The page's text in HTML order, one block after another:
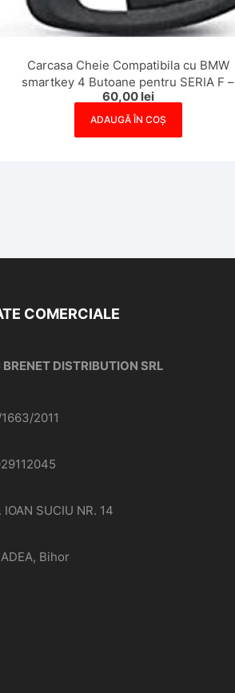
Carcasa Cheie Compatibila cu BMW
smartkey 4 Butoane pentru SERIA F –
Contur Rosu
60,00 lei
ADAUGĂ ÎN COȘ
COMERCIALE
BRENET DISTRIBUTION SRL
2011
IOAN SUCIU NR. 14
Bihor